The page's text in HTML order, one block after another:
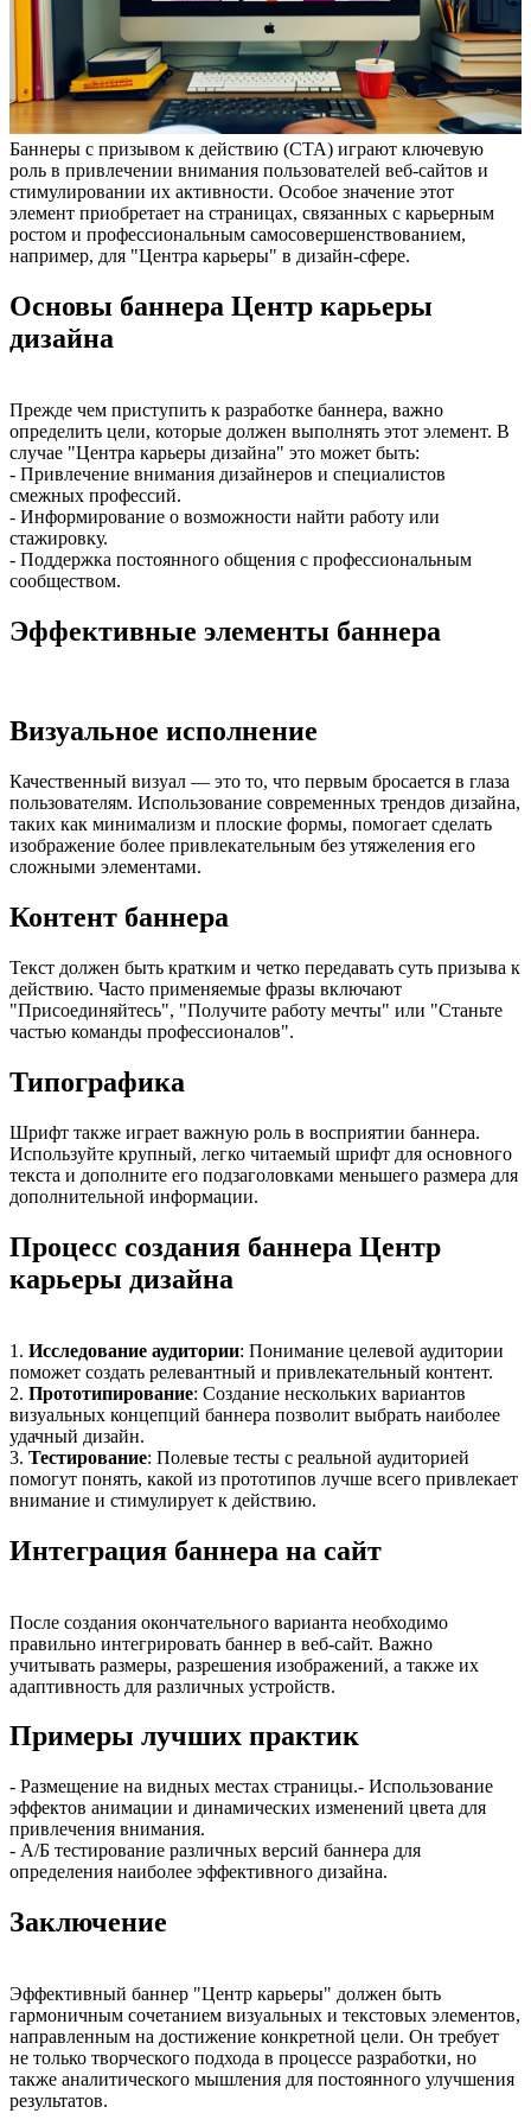
Баннеры с призывом к действию (CTA) играют ключевую
роль в привлечении внимания пользователей веб-сайтов и
стимулировании их активности. Особое значение этот
элемент приобретает на страницах, связанных с карьерным
ростом и профессиональным самосовершенствованием,
например, для "Центра карьеры" в дизайн-сфере.
Основы баннера Центр карьеры
дизайна
Прежде чем приступить к разработке баннера, важно
определить цели, которые должен выполнять этот элемент. В
случае "Центра карьеры дизайна" это может быть:
- Привлечение внимания дизайнеров и специалистов
смежных профессий.
- Информирование о возможности найти работу или
стажировку.
- Поддержка постоянного общения с профессиональным
сообществом.
Эффективные элементы баннера
Визуальное исполнение
Качественный визуал — это то, что первым бросается в глаза
пользователям. Использование современных трендов дизайна,
таких как минимализм и плоские формы, помогает сделать
изображение более привлекательным без утяжеления его
сложными элементами.
Контент баннера
Текст должен быть кратким и четко передавать суть призыва к
действию. Часто применяемые фразы включают
"Присоединяйтесь", "Получите работу мечты" или "Станьте
частью команды профессионалов".
Типографика
Шрифт также играет важную роль в восприятии баннера.
Используйте крупный, легко читаемый шрифт для основного
текста и дополните его подзаголовками меньшего размера для
дополнительной информации.
Процесс создания баннера Центр
карьеры дизайна
1. Исследование аудитории: Понимание целевой аудитории
поможет создать релевантный и привлекательный контент.
2. Прототипирование: Создание нескольких вариантов
визуальных концепций баннера позволит выбрать наиболее
удачный дизайн.
3. Тестирование: Полевые тесты с реальной аудиторией
помогут понять, какой из прототипов лучше всего привлекает
внимание и стимулирует к действию.
Интеграция баннера на сайт
После создания окончательного варианта необходимо
правильно интегрировать баннер в веб-сайт. Важно
учитывать размеры, разрешения изображений, а также их
адаптивность для различных устройств.
Примеры лучших практик
- Размещение на видных местах страницы.- Использование
эффектов анимации и динамических изменений цвета для
привлечения внимания.
- А/Б тестирование различных версий баннера для
определения наиболее эффективного дизайна.
Заключение
Эффективный баннер "Центр карьеры" должен быть
гармоничным сочетанием визуальных и текстовых элементов,
направленным на достижение конкретной цели. Он требует
не только творческого подхода в процессе разработки, но
также аналитического мышления для постоянного улучшения
результатов.